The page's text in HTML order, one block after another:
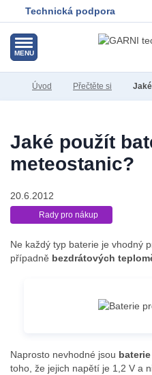
Technická podpora
MENU
Úvod Přečtěte si
Jaké použít
meteostanic?
20.6.2012
Rady pro nákup
Ne každý typ baterie je vhodný
případně bezdrátových
Naprosto nevhodné jsou
toho, že jejich napětí je 1,2 V a